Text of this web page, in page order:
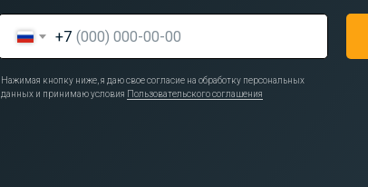
+7
Нажимая кнопку ниже, я даю свое согласие на обработку персональных
данных и принимаю условия Пользовательского соглашения